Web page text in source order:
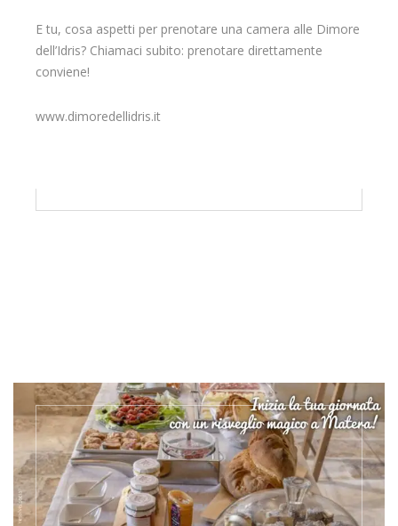
E tu, cosa aspetti per prenotare una camera alle Dimore
dell’Idris? Chiamaci subito: prenotare direttamente
conviene!
www.dimoredellidris.it